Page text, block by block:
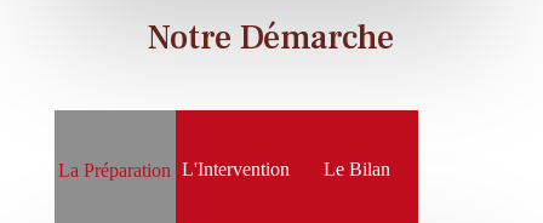
Notre Démarche
La Préparation L'Intervention Le Bilan